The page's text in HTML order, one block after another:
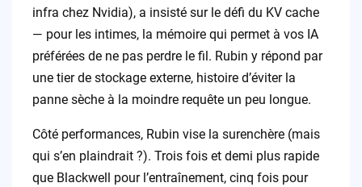
infra chez Nvidia), a insisté sur le défi du KV cache
— pour les intimes, la mémoire qui permet à vos IA
préférées de ne pas perdre le fil. Rubin y répond par
une tier de stockage externe, histoire d’éviter la
panne sèche à la moindre requête un peu longue.
Côté performances, Rubin vise la surenchère (mais
qui s’en plaindrait ?). Trois fois et demi plus rapide
que Blackwell pour l’entraînement, cinq fois pour